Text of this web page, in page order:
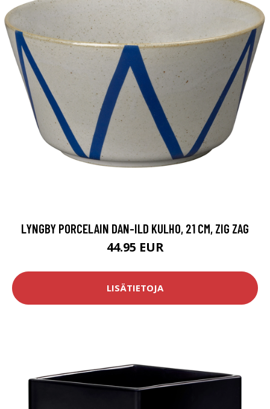
LYNGBY PORCELAIN DAN-ILD KULHO, 21 CM, ZIG ZAG
44.95 EUR
LISÄTIETOJA